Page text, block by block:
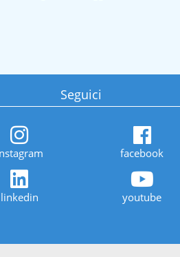
Seguici
facebook
linkedin youtube